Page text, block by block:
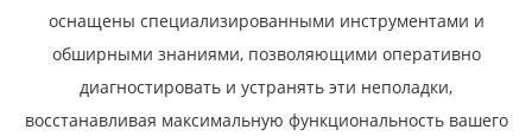
оснащены специализированными инструментами и
обширными знаниями, позволяющими оперативно
диагностировать и устранять эти неполадки,
восстанавливая максимальную функциональность вашего